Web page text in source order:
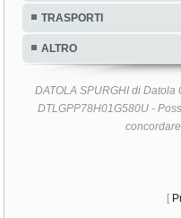
TRASPORTI
ALTRO
DATOLA SPURGHI di Datola
DTLGPP78H01G580U -
[